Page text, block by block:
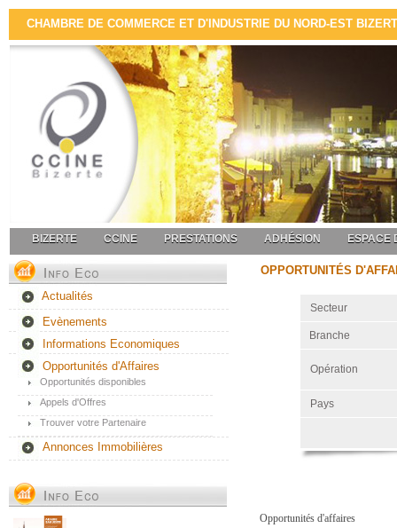
CHAMBRE DE COMMERCE ET D'INDUSTRIE DU NORD-EST
BIZERTE CCINE PRESTATIONS ADHÉSION ESPACE
Actualités
Evènements
Informations Economiques
Opportunités d'Affaires
Opportunités disponibles
Appels d'Offres
Trouver votre Partenaire
Annonces Immobilières
OPPORTUNITÉS
Secteur
Branche
Opération
Pays
Opportunités d'affaires